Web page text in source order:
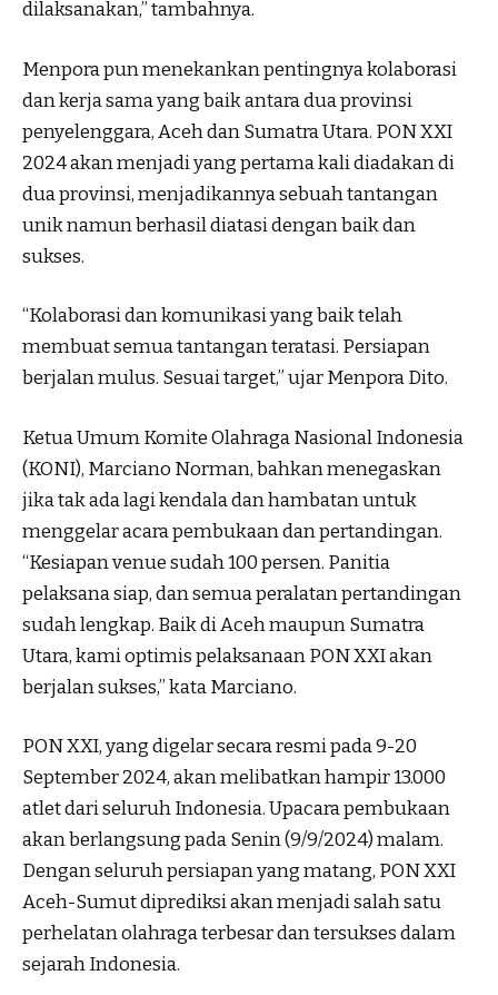
dilaksanakan,” tambahnya.
Menpora pun menekankan pentingnya kolaborasi
dan kerja sama yang baik antara dua provinsi
penyelenggara, Aceh dan Sumatra Utara. PON XXI
2024 akan menjadi yang pertama kali diadakan di
dua provinsi, menjadikannya sebuah tantangan
unik namun berhasil diatasi dengan baik dan
sukses.
“Kolaborasi dan komunikasi yang baik telah
membuat semua tantangan teratasi. Persiapan
berjalan mulus. Sesuai target,” ujar Menpora Dito.
Ketua Umum Komite Olahraga Nasional Indonesia
(KONI), Marciano Norman, bahkan menegaskan
jika tak ada lagi kendala dan hambatan untuk
menggelar acara pembukaan dan pertandingan.
“Kesiapan venue sudah 100 persen. Panitia
pelaksana siap, dan semua peralatan pertandingan
sudah lengkap. Baik di Aceh maupun Sumatra
Utara, kami optimis pelaksanaan PON XXI akan
berjalan sukses,” kata Marciano.
PON XXI, yang digelar secara resmi pada 9-20
September 2024, akan melibatkan hampir 13.000
atlet dari seluruh Indonesia. Upacara pembukaan
akan berlangsung pada Senin (9/9/2024) malam.
Dengan seluruh persiapan yang matang, PON XXI
Aceh-Sumut diprediksi akan menjadi salah satu
perhelatan olahraga terbesar dan tersukses dalam
sejarah Indonesia.